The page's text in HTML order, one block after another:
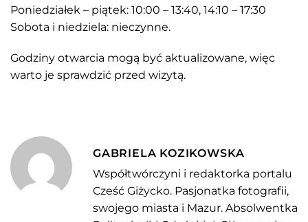
Poniedziałek – piątek: 10:00 – 13:40, 14:10 – 17:30
Sobota i niedziela: nieczynne​.
Godziny otwarcia mogą być aktualizowane, więc
warto je sprawdzić przed wizytą.
GABRIELA KOZIKOWSKA
Współtwórczyni i redaktorka portalu
Cześć Giżycko. Pasjonatka fotografii,
swojego miasta i Mazur. Absolwentka